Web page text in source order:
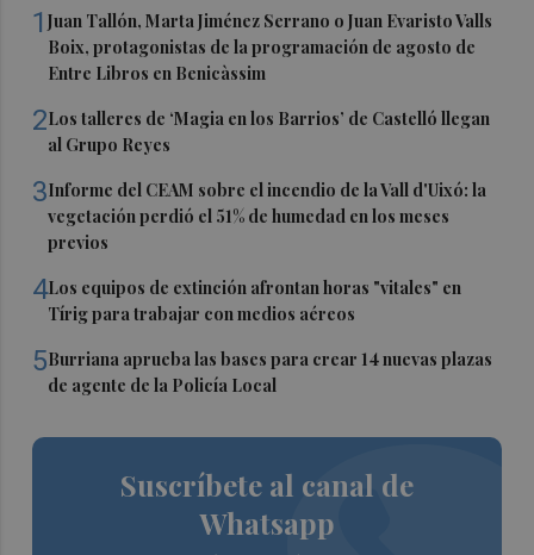
1Juan Tallón, Marta Jiménez Serrano o Juan Evaristo Valls
Boix, protagonistas de la programación de agosto de
Entre Libros en Benicàssim
2Los talleres de ‘Magia en los Barrios’ de Castelló llegan
al Grupo Reyes
3Informe del CEAM sobre el incendio de la Vall d'Uixó: la
vegetación perdió el 51% de humedad en los meses
previos
4Los equipos de extinción afrontan horas "vitales" en
Tírig para trabajar con medios aéreos
5Burriana aprueba las bases para crear 14 nuevas plazas
de agente de la Policía Local
Suscríbete al canal de
Whatsapp